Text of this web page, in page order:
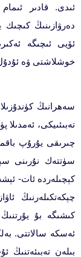
ئىدى. قادىر ئىمام
دەرۋازىنىڭ
ئۆيى ئىچىگە
خوشلاشتى ۋە ئۇدۇل
سەھرانىڭ
تەبىئىيكى،
چىرىقى يۇرۇپ
سۈتتەك نۇرىنى
كېچىلەردە ئات-
چېكەتكىلەرنىڭ
كىشىگە بۇ
ئەسكە سالاتتى.
بىلەن تەبىئەتنىڭ